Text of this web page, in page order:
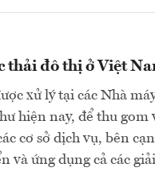
thải đô thị ở Việt
xử lý tại các Nhà
hiện nay, để thu gom
cơ sở dịch vụ, bên
và ứng dụng cả các